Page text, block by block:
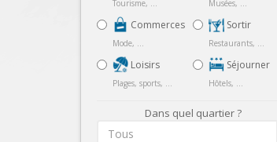
Tourisme, ...
Commerces
Mode, ...
Loisirs
Plages, sports, ...
Musées, ...
Sortir
Restaurants, ...
Séjourner
Hôtels, ...
Dans quel quartier ?
Tous